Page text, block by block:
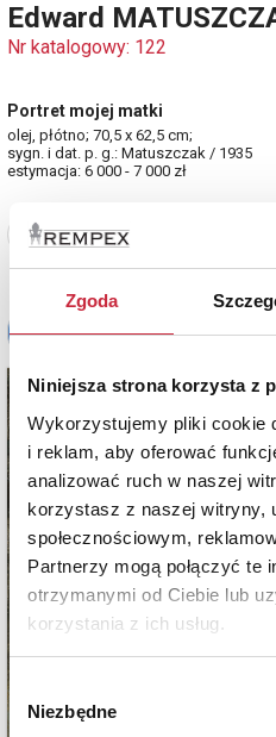
Zgoda
Niniejsza strona korzysta z
Wykorzystujemy pliki cookie
i reklam, aby oferować
analizować ruch w naszej
korzystasz z naszej witryny,
społecznościowym,
Partnerzy mogą połączyć te
otrzymanymi od Ciebie lub
korzystania z ich usług.
Wybór
zgody
Niezbędne
Edward
Nr katalogowy: 122
Portret mojej matki
olej, płótno; 70,5 x 62,5 cm;
sygn. i dat. p. g.: Matuszczak / 1935
estymacja: 6 000 - 7 000 zł
Zobacz pełne informacje